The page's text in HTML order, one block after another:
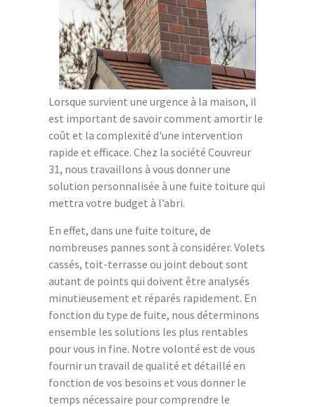
Lorsque survient une urgence à la maison, il
est important de savoir comment amortir le
coût et la complexité d'une intervention
rapide et efficace. Chez la société Couvreur
31, nous travaillons à vous donner une
solution personnalisée à une fuite toiture qui
mettra votre budget à l’abri.
En effet, dans une fuite toiture, de
nombreuses pannes sont à considérer. Volets
cassés, toit-terrasse ou joint debout sont
autant de points qui doivent être analysés
minutieusement et réparés rapidement. En
fonction du type de fuite, nous déterminons
ensemble les solutions les plus rentables
pour vous in fine. Notre volonté est de vous
fournir un travail de qualité et détaillé en
fonction de vos besoins et vous donner le
temps nécessaire pour comprendre le